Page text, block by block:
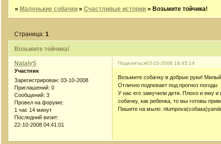
» Маленькие собачки »Счастливые истории » Возьмите тойчика!
Возьмите тойчика!
Страница:1
Поделиться03-10-2008 18:45:14
NatalyS
Участник
Зарегистрирован: 03-10-2008
Приглашений: 0
Сообщений: 3
Провел на форуме:
1 час 14 минут
Последний визит:
22-10-2008 04:41:01
Возьмите собачку в добрые руки!
Отлично подпевает под прогноз
У нас его замучили дети. Плохо и ему
собачку, как ребенка, то мы готовы
Пишите на мыло: